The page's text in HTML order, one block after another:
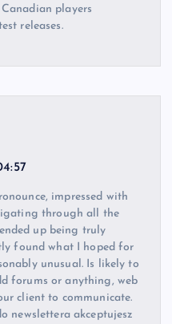
players
releases.
impressed with
through all the
up being truly
found what I hoped for
unusual. Is likely to
forums or anything, web
client to communicate.
newslettera akceptujesz